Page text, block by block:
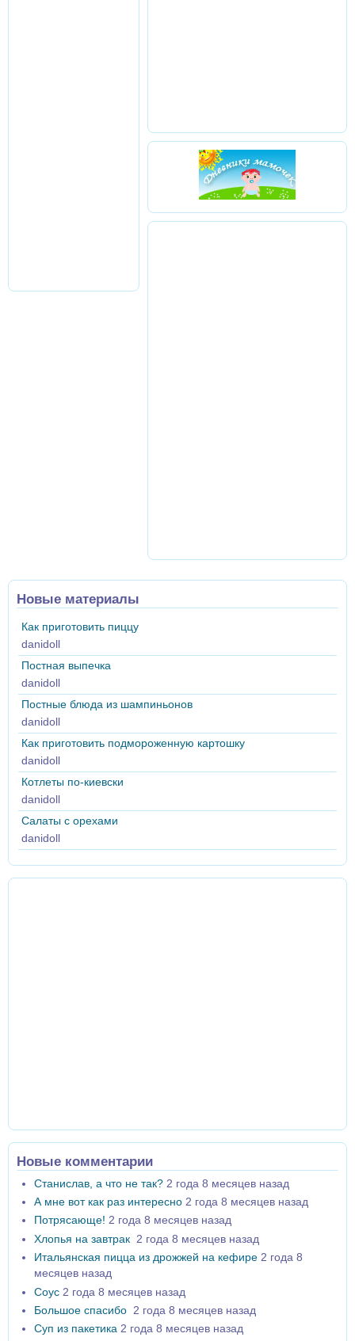
Новые материалы
Как приготовить пиццу
danidoll
Постная выпечка
danidoll
Постные блюда из шампиньонов
danidoll
Как приготовить подмороженную картошку
danidoll
Котлеты по-киевски
danidoll
Салаты с орехами
danidoll
Новые комментарии
Станислав, а что не так? 2 года 8 месяцев назад
А мне вот как раз интересно 2 года 8 месяцев назад
Потрясающе! 2 года 8 месяцев назад
Хлопья на завтрак 2 года 8 месяцев назад
Итальянская пицца из дрожжей на кефире 2 года 8
месяцев назад
Соус 2 года 8 месяцев назад
Большое спасибо 2 года 8 месяцев назад
Суп из пакетика 2 года 8 месяцев назад